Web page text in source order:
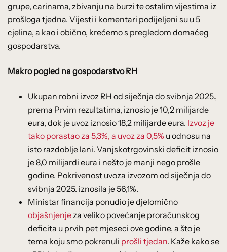
grupe, carinama, zbivanju na burzi te ostalim vijestima iz
prošloga tjedna. Vijesti i komentari podijeljeni su u 5
cjelina, a kao i obično, krećemo s pregledom domaćeg
gospodarstva.
Makro pogled na gospodarstvo RH
Ukupan robni izvoz RH od siječnja do svibnja 2025.,
prema Prvim rezultatima, iznosio je 10,2 milijarde
eura, dok je uvoz iznosio 18,2 milijarde eura. Izvoz je
tako porastao za 5,3%, a uvoz za 0,5% u odnosu na
isto razdoblje lani. Vanjskotrgovinski deficit iznosio
je 8,0 milijardi eura i nešto je manji nego prošle
godine. Pokrivenost uvoza izvozom od siječnja do
svibnja 2025. iznosila je 56,1%.
Ministar financija ponudio je djelomično
objašnjenje za veliko povećanje proračunskog
deficita u prvih pet mjeseci ove godine, a što je
tema koju smo pokrenuli prošli tjedan. Kaže kako se